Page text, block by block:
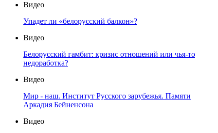
Видео
Упадет ли «белорусский балкон»?
Видео
Белорусский гамбит: кризис отношений или чья-то
недоработка?
Видео
Мир - наш. Институт Русского зарубежья. Памяти
Аркадия Бейненсона
Видео